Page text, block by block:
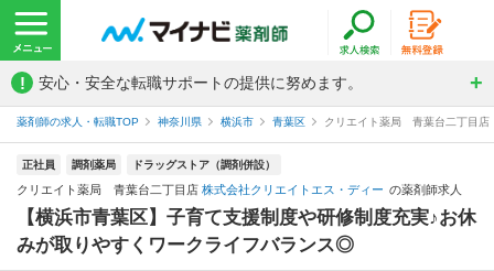
! 安心・安全な転職サポートの提供に努めます。
薬剤師の求人・転職TOP 神奈川県 横浜市 青葉区 クリエイト薬局 青葉台二丁目
正社員 調剤薬局 ドラッグストア（調剤併設）
クリエイト薬局 青葉台二丁目店 株式会社クリエイトエス・ディー の薬剤師求人
【横浜市青葉区】子育て支援制度や研修制度充実♪お休
みが取りやすくワークライフバランス◎